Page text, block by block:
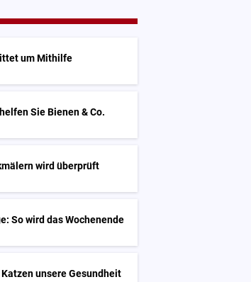
um Mithilfe
Sie Bienen & Co.
wird überprüft
So wird das Wochenende
unsere Gesundheit